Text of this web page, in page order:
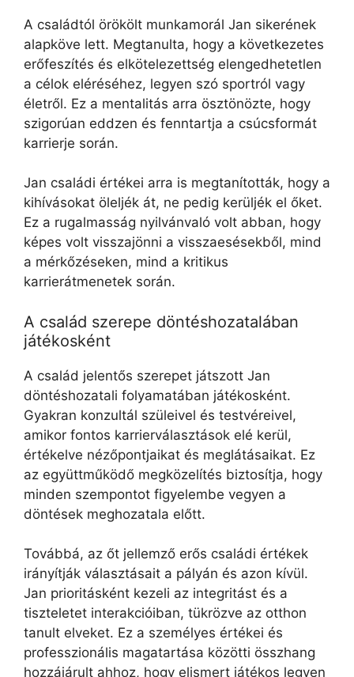
A családtól örökölt munkamorál Jan sikerének
alapköve lett. Megtanulta, hogy a következetes
erőfeszítés és elkötelezettség elengedhetetlen
a célok eléréséhez, legyen szó sportról vagy
életről. Ez a mentalitás arra ösztönözte, hogy
szigorúan eddzen és fenntartja a csúcsformát
karrierje során.
Jan családi értékei arra is megtanították, hogy a
kihívásokat öleljék át, ne pedig kerüljék el őket.
Ez a rugalmasság nyilvánvaló volt abban, hogy
képes volt visszajönni a visszaesésekből, mind
a mérkőzéseken, mind a kritikus
karrierátmenetek során.
A család szerepe döntéshozatalában
játékosként
A család jelentős szerepet játszott Jan
döntéshozatali folyamatában játékosként.
Gyakran konzultál szüleivel és testvéreivel,
amikor fontos karrierválasztások elé kerül,
értékelve nézőpontjaikat és meglátásaikat. Ez
az együttműködő megközelítés biztosítja, hogy
minden szempontot figyelembe vegyen a
döntések meghozatala előtt.
Továbbá, az őt jellemző erős családi értékek
irányítják választásait a pályán és azon kívül.
Jan prioritásként kezeli az integritást és a
tiszteletet interakcióiban, tükrözve az otthon
tanult elveket. Ez a személyes értékei és
professzionális magatartása közötti összhang
hozzájárult ahhoz, hogy elismert játékos legyen